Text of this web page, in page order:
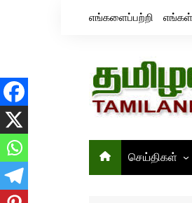
எங்களைப்பற்றி
செய்திகள்